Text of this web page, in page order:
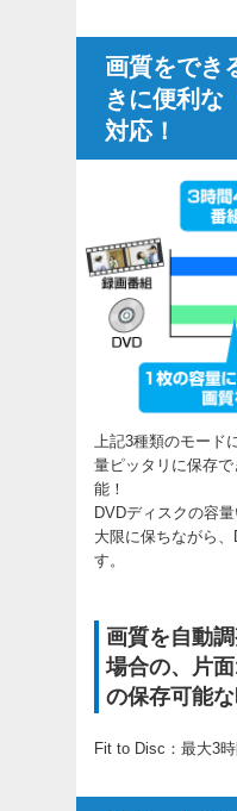
画質をでき
きに便利
対応！
上記3種類のモード
量ピッタリに保存
能！
DVDディスクの容
大限に保ちながら
す。
画質を自動
場合の、片
の保存可能
Fit to Disc：最大3